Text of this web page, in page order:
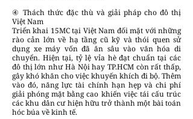
④ Thách thức đặc thù và giải pháp cho đô thị
Việt Nam
Triển khai 15MC tại Việt Nam đối mặt với những
rào cản lớn về hạ tầng cũ kỹ và thói quen sử
dụng xe máy vốn đã ăn sâu vào văn hóa di
chuyển. Hiện tại, tỷ lệ vỉa hè đạt chuẩn tại các
đô thị lớn như Hà Nội hay TP.HCM còn rất thấp,
gây khó khăn cho việc khuyến khích đi bộ. Thêm
vào đó, năng lực tài chính hạn hẹp và chi phí
giải phóng mặt bằng cao khiến việc tái cấu trúc
các khu dân cư hiện hữu trở thành một bài toán
hóc búa về kinh tế.